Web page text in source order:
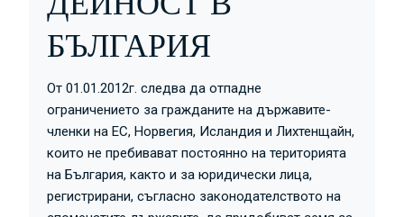
БЪЛГАРИЯ
От 01.01.2012г. следва да отпадне
ограничението за гражданите на държавите-
членки на ЕС, Норвегия, Исландия и Лихтенщайн,
които не пребивават постоянно на територията
на България, както и за юридически лица,
регистрирани, съгласно законодателството на